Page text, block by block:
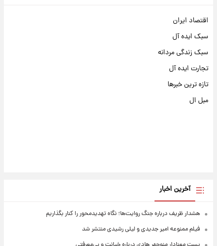
اقتصاد ایران
سبک ایده آل
سبک زندگی مردانه
تجارت ایده آل
تازه ترین خبرها
مبل ال
آخرین اخبار
هشدار ظریف درباره جنگ روایت‌ها؛ نگاه تهدیدمحور را کنار بگذاریم
فیلم ممنوعه امیر جدیدی و لیلی رشیدی منتشر شد